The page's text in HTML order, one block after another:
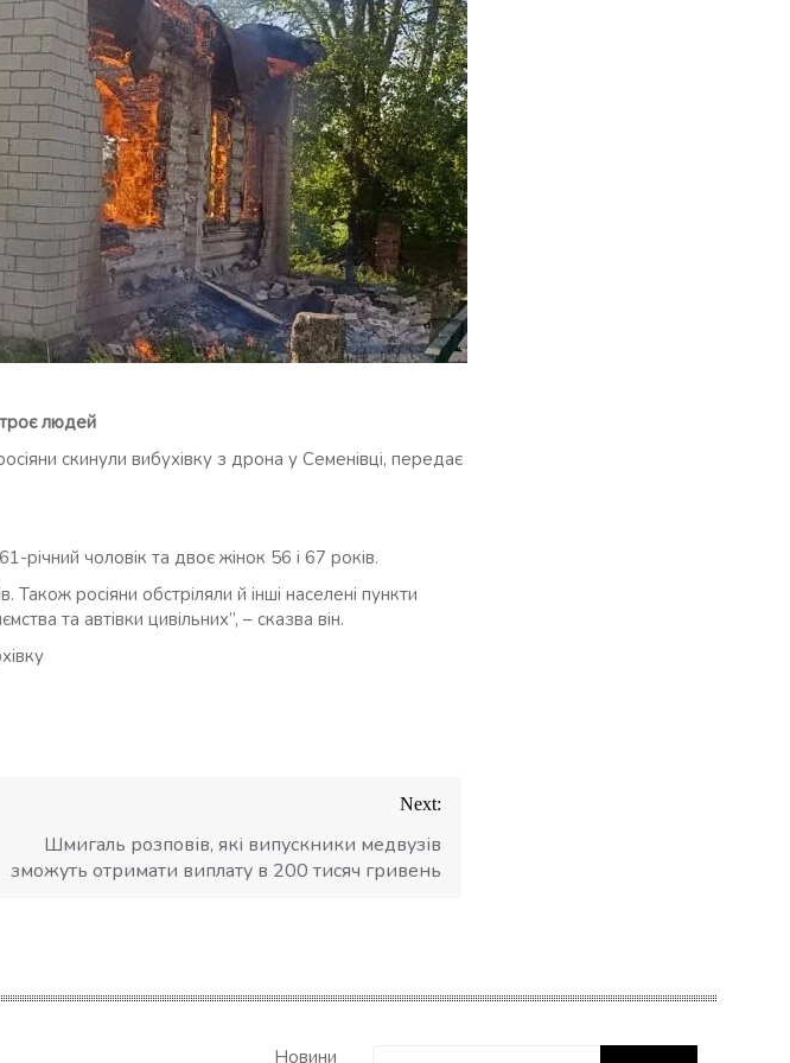
людей
скинули вибухівку з дрона у Семенівці, передає
річний чоловік та двоє жінок 56 і 67 років.
росіяни обстріляли й інші населені пункти
та автівки цивільних”, – сказва він.
Next:
Шмигаль розповів, які випускники медвузів
зможуть отримати виплату в 200 тисяч гривень
Новини